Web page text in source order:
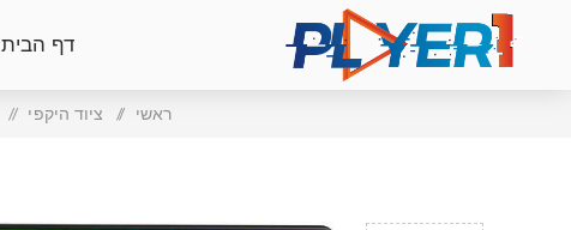
דף הבית
ראשי / ציוד היקפי /